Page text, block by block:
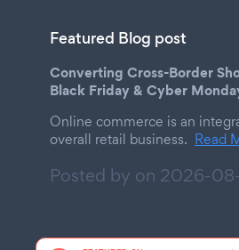
Featured Blog post
Converting Cross-Border
Black Friday & Cyber
Online commerce is an
overall retail business. Read
Posted by on 2026-